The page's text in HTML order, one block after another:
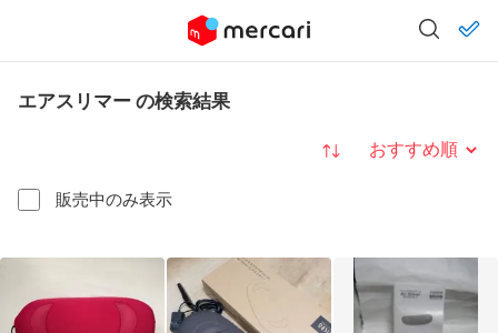
エアスリマー の検索結果
販売中のみ表示
並び替え